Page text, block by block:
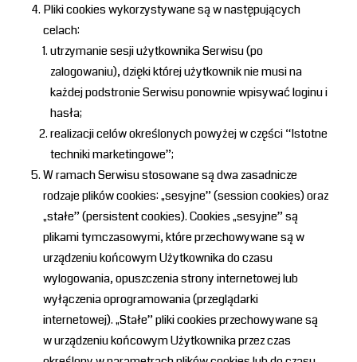
Pliki cookies wykorzystywane są w następujących
celach:
utrzymanie sesji użytkownika Serwisu (po
zalogowaniu), dzięki której użytkownik nie musi na
każdej podstronie Serwisu ponownie wpisywać loginu i
hasła;
realizacji celów określonych powyżej w części “Istotne
techniki marketingowe”;
W ramach Serwisu stosowane są dwa zasadnicze
rodzaje plików cookies: „sesyjne” (session cookies) oraz
„stałe” (persistent cookies). Cookies „sesyjne” są
plikami tymczasowymi, które przechowywane są w
urządzeniu końcowym Użytkownika do czasu
wylogowania, opuszczenia strony internetowej lub
wyłączenia oprogramowania (przeglądarki
internetowej). „Stałe” pliki cookies przechowywane są
w urządzeniu końcowym Użytkownika przez czas